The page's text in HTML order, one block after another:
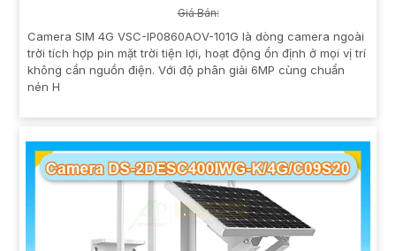
Giá Bán:
Camera SIM 4G VSC-IP0860AOV-101G là dòng camera ngoài
trời tích hợp pin mặt trời tiện lợi, hoạt động ổn định ở mọi vị trí
không cần nguồn điện. Với độ phân giải 6MP cùng chuẩn
nén H